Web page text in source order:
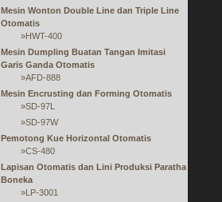
Mesin Wonton Double Line dan Triple Line
Otomatis
»HWT-400
Mesin Dumpling Buatan Tangan Imitasi
Garis Ganda Otomatis
»AFD-888
Mesin Encrusting dan Forming Otomatis
»SD-97L
»SD-97W
Pemotong Kue Horizontal Otomatis
»CS-480
Lapisan Otomatis dan Lini Produksi Paratha
Boneka
»LP-3001